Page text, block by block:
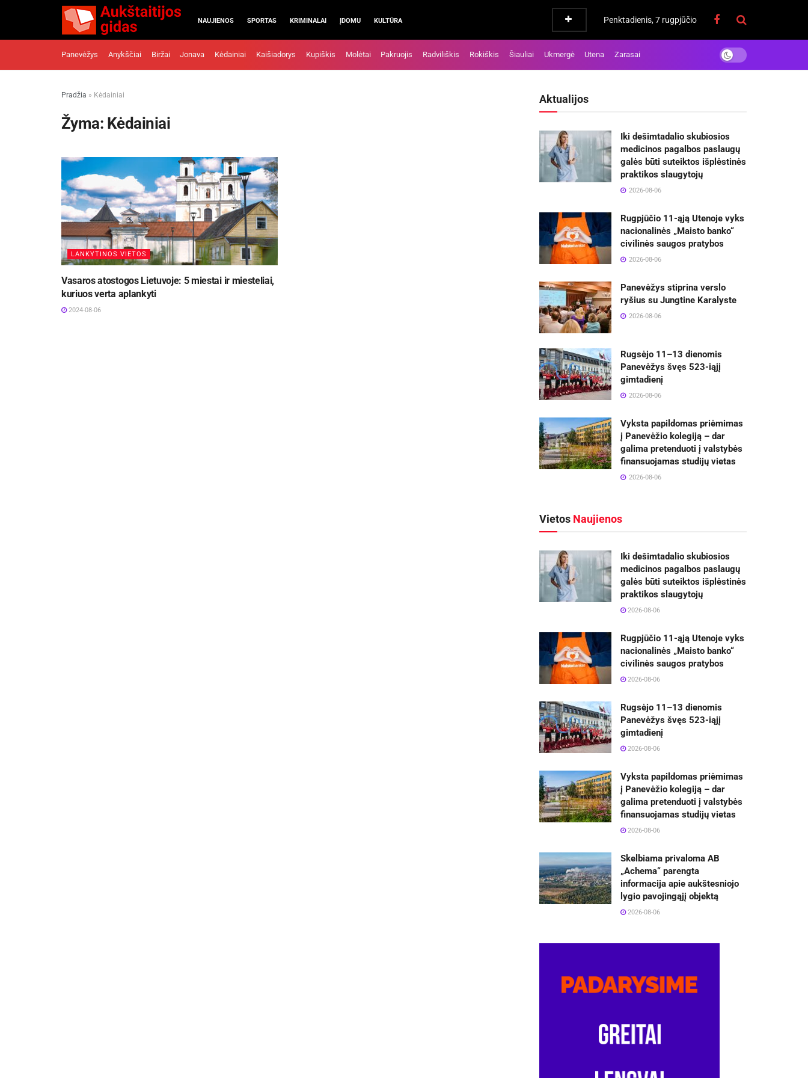
NAUJIENOS SPORTAS KRIMINALAI ĮDOMU KULTŪRA Penktadienis, 7 rugpjūčio
Panevėžys Anykščiai Biržai Jonava Kėdainiai Kaišiadorys Kupiškis Molėtai Pakruojis Radviliškis Rokiškis Šiauliai Ukmergė Utena Zarasai
Pradžia » Kėdainiai
Žyma: Kėdainiai
LANKYTINOS VIETOS
Vasaros atostogos Lietuvoje: 5 miestai ir miesteliai,
kuriuos verta aplankyti
2024-08-06
Aktualijos
Iki dešimtadalio skubiosios
medicinos pagalbos paslaugų
galės būti suteiktos išplėstinės
praktikos slaugytojų
2026-08-06
Rugpjūčio 11-ąją Utenoje vyks
nacionalinės „Maisto banko“
civilinės saugos pratybos
2026-08-06
Panevėžys stiprina verslo
ryšius su Jungtine Karalyste
2026-08-06
Rugsėjo 11–13 dienomis
Panevėžys švęs 523-iąjį
gimtadienį
2026-08-06
Vyksta papildomas priėmimas
į Panevėžio kolegiją – dar
galima pretenduoti į valstybės
finansuojamas studijų vietas
2026-08-06
Vietos Naujienos
Iki dešimtadalio skubiosios
medicinos pagalbos paslaugų
galės būti suteiktos išplėstinės
praktikos slaugytojų
2026-08-06
Rugpjūčio 11-ąją Utenoje vyks
nacionalinės „Maisto banko“
civilinės saugos pratybos
2026-08-06
Rugsėjo 11–13 dienomis
Panevėžys švęs 523-iąjį
gimtadienį
2026-08-06
Vyksta papildomas priėmimas
į Panevėžio kolegiją – dar
galima pretenduoti į valstybės
finansuojamas studijų vietas
2026-08-06
Skelbiama privaloma AB
„Achema“ parengta
informacija apie aukštesniojo
lygio pavojingąjį objektą
2026-08-06